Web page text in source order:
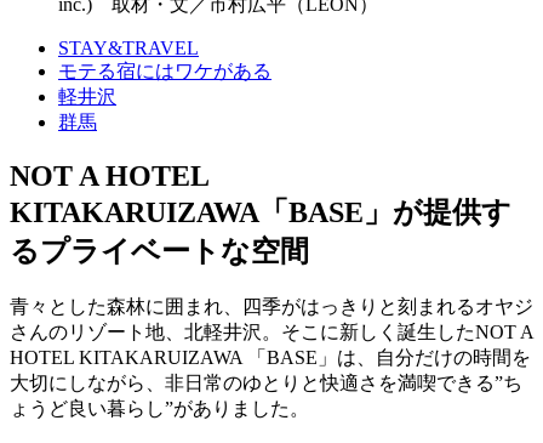
STAY&TRAVEL
モテる宿にはワケがある
軽井沢
群馬
NOT A HOTEL
KITAKARUIZAWA「BASE」が提供す
るプライベートな空間
青々とした森林に囲まれ、四季がはっきりと刻まれるオヤジ
さんのリゾート地、北軽井沢。そこに新しく誕生したNOT A
HOTEL KITAKARUIZAWA 「BASE」は、自分だけの時間を
大切にしながら、非日常のゆとりと快適さを満喫できる”ち
ょうど良い暮らし”がありました。